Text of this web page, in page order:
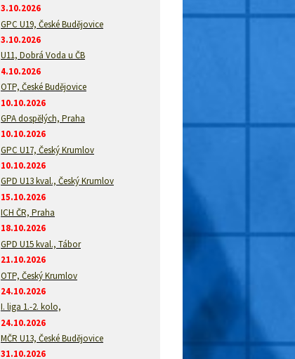
3.10.2026
GPC U19, České Budějovice
3.10.2026
U11, Dobrá Voda u ČB
4.10.2026
OTP, České Budějovice
10.10.2026
GPA dospělých, Praha
10.10.2026
GPC U17, Český Krumlov
10.10.2026
GPD U13 kval., Český Krumlov
15.10.2026
ICH ČR, Praha
18.10.2026
GPD U15 kval., Tábor
21.10.2026
OTP, Český Krumlov
24.10.2026
I. liga 1.-2. kolo,
24.10.2026
MČR U13, České Budějovice
31.10.2026